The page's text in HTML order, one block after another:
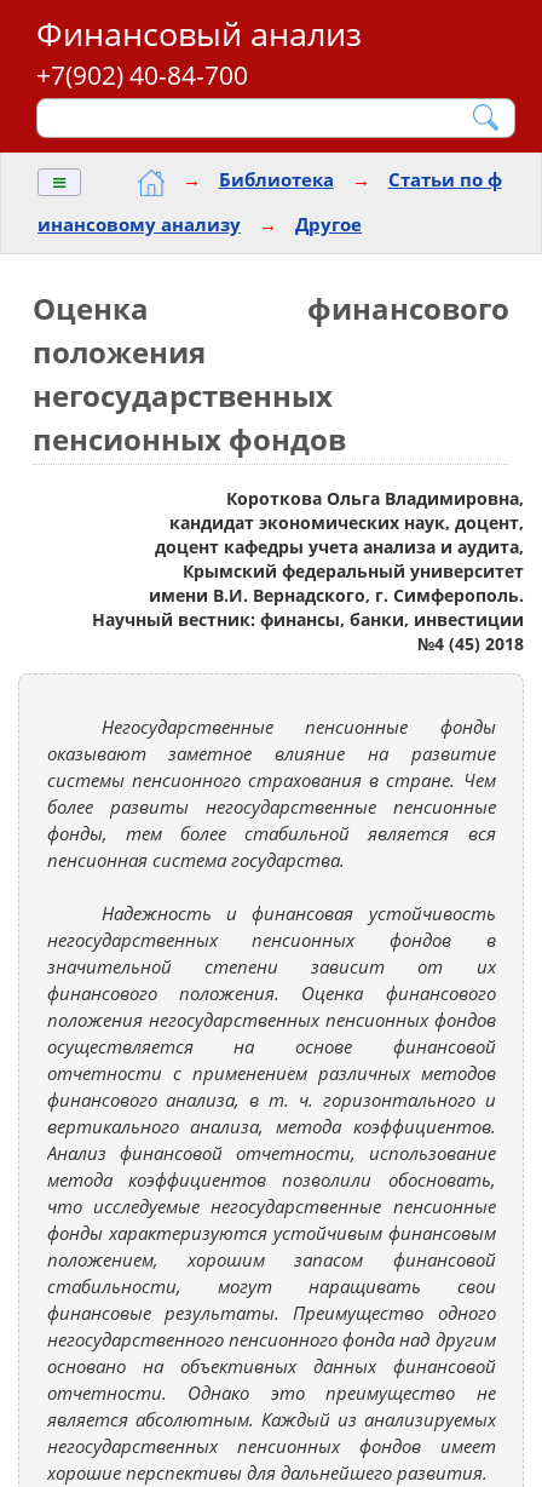
Финансовый анализ
+7(902) 40-84-700
≡ → Библиотека →
Статьи по ф
инансовому анализу
→ Другое
Оценка финансового
положения
негосударственных
пенсионных фондов
Короткова Ольга Владимировна,
кандидат экономических наук, доцент,
доцент кафедры учета анализа и аудита,
Крымский федеральный университет
имени В.И. Вернадского, г. Симферополь.
Научный вестник: финансы, банки, инвестиции
№4 (45) 2018
Негосударственные пенсионные фонды
оказывают заметное влияние на развитие
системы пенсионного страхования в стране. Чем
более развиты негосударственные пенсионные
фонды, тем более стабильной является вся
пенсионная система государства.
Надежность и финансовая устойчивость
негосударственных пенсионных фондов в
значительной степени зависит от их
финансового положения. Оценка финансового
положения негосударственных пенсионных фондов
осуществляется на основе финансовой
отчетности с применением различных методов
финансового анализа, в т. ч. горизонтального и
вертикального анализа, метода коэффициентов.
Анализ финансовой отчетности, использование
метода коэффициентов позволили обосновать,
что исследуемые негосударственные пенсионные
фонды характеризуются устойчивым финансовым
положением, хорошим запасом финансовой
стабильности, могут наращивать свои
финансовые результаты. Преимущество одного
негосударственного пенсионного фонда над другим
основано на объективных данных финансовой
отчетности. Однако это преимущество не
является абсолютным. Каждый из анализируемых
негосударственных пенсионных фондов имеет
хорошие перспективы для дальнейшего развития.